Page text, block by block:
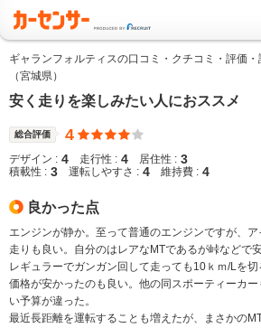
ギャランフォルティスの口コミ・クチコミ・評価
（宮城県）
安く走りを楽しみたい人におススメ
総合評価 4
デザイン : 4 走行性 : 4 居住性 : 3
積載性 : 3 運転しやすさ : 4 維持費 : 4
良かった点
エンジンが静か。至って普通のエンジンですが、ア
走りも良い。自分のはレアなMTであるが峠などで
レギュラーでガンガン回して走っても10ｋｍ/Lを切
価格が安かったのも良い。他の同スポーティーカ
い予算が違った。
最近長距離を運転することも増えたが、まさかの